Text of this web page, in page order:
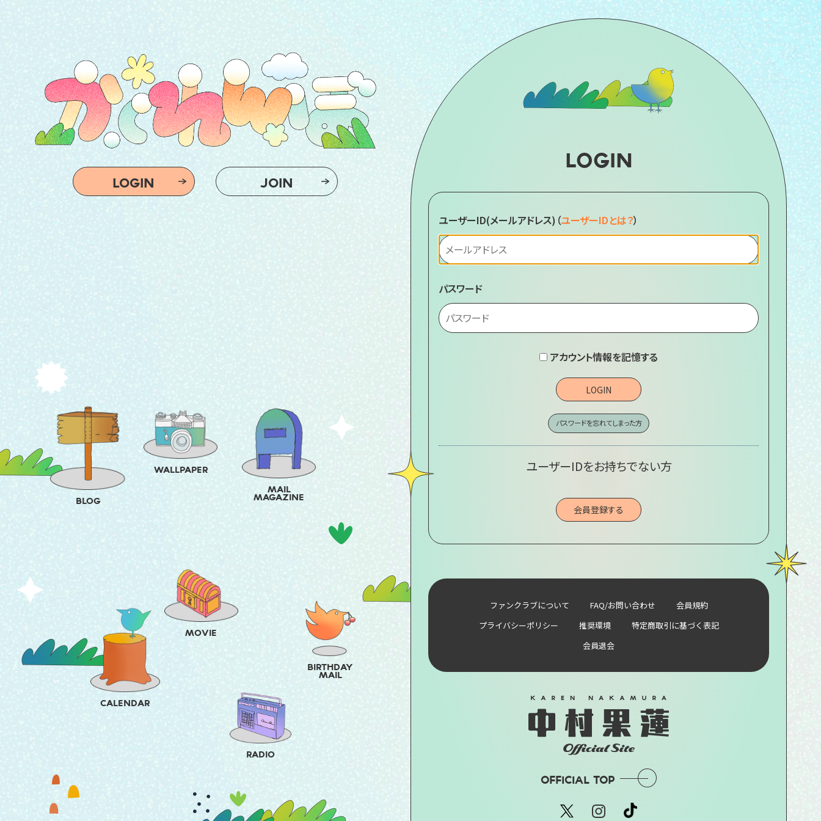
LOGIN JOIN
BLOG
CALENDAR
WALLPAPER
MOVIE
RADIO
MAIL
MAGAZINE
BIRTHDAY
MAIL
LOGIN
ユーザーID(メールアドレス) （ユーザーIDとは？）
パスワード
アカウント情報を記憶する
LOGIN
パスワードを忘れてしまった方
ユーザーIDをお持ちでない方
会員登録する
ファンクラブについて FAQ/お問い合わせ
会員規約
プライバシーポリシー
推奨環境
特定商取引に基づく表記
会員退会
OFFICIAL TOP